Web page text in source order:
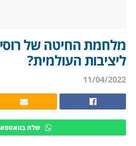
מלחמת החיטה של
ליציבות העולמית?
11/04/2022
שלח